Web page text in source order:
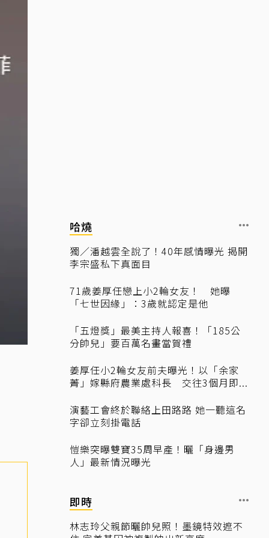
哈燒
獨／潘越雲全說了！40年感情曝光 揭開
李宗盛私下真面目
71歲姜厚任戀上小2輪女友！ 她曝
「七世因緣」：3歲就認定是他
「五燈獎」最美主持人報喜！「185公
分帥兒」要百萬名畫當賀禮
姜厚任小2輪女友前夫曝光！以「余家
菁」嫁縣府農業處科長 交往3個月即...
演藝工會終於聯絡上田路路 她一聽這名
字卻立刻掛電話
愷樂突曝雙寶35周早產！曬「身邊男
人」最新情況曝光
即時
林志玲父親節曬帥兒照！墨鏡特效遮不